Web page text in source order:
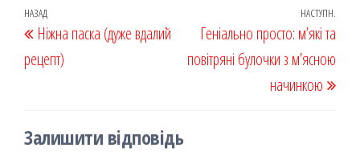
k on ис
Навігація
записів
Попередній
запис
НАЗАД
Ніжна паска (дуже вдалий
рецепт)
НАСТУПН.
Геніально просто: м’які та
повітряні булочки з м’ясною
начинкою
Залишити відповідь